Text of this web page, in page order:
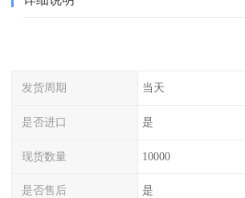
发货周期 当天
是否进口 是
现货数量 10000
是否售后 是